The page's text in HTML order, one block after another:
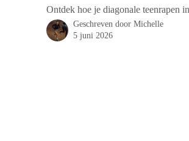
Ontdek hoe je diagonale teenrapen
Geschreven door Michelle
5 juni 2026